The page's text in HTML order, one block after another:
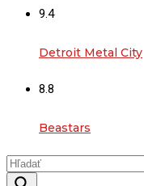
9.4
Detroit Metal City
8.8
Beastars